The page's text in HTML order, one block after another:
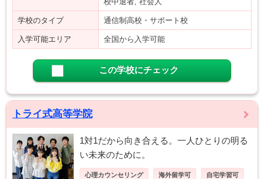
学校のタイプ 通信制高校・サポート校
入学可能エリア 全国から入学可能
この学校にチェック
トライ式高等学院
1対1だから向き合える。一人ひとりの明る
い未来のために。
心理カウンセリング 海外留学可 自宅学習可